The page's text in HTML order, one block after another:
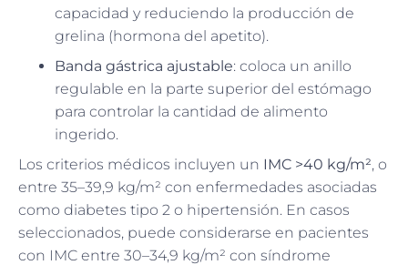
capacidad y reduciendo la producción de
grelina (hormona del apetito).
Banda gástrica ajustable: coloca un anillo
regulable en la parte superior del estómago
para controlar la cantidad de alimento
ingerido.
Los criterios médicos incluyen un IMC >40 kg/m², o
entre 35–39,9 kg/m² con enfermedades asociadas
como diabetes tipo 2 o hipertensión. En casos
seleccionados, puede considerarse en pacientes
con IMC entre 30–34,9 kg/m² con síndrome